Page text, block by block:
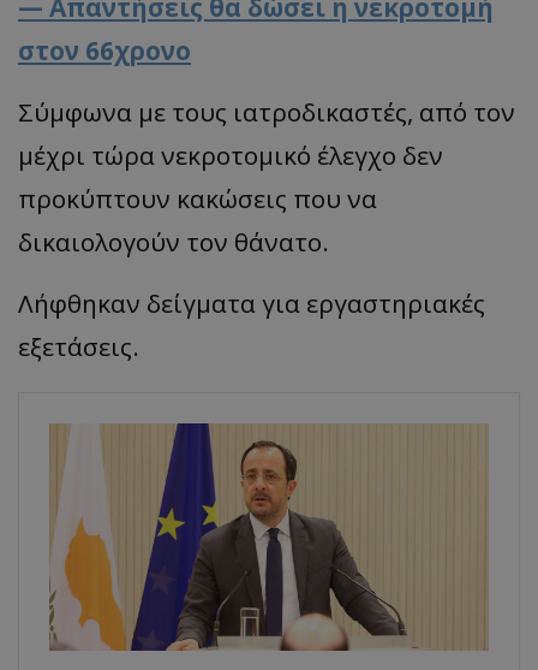
— Απαντήσεις θα δώσει η νεκροτομή
στον 66χρονο
Σύμφωνα με τους ιατροδικαστές, από τον
μέχρι τώρα νεκροτομικό έλεγχο δεν
προκύπτουν κακώσεις που να
δικαιολογούν τον θάνατο.
Λήφθηκαν δείγματα για εργαστηριακές
εξετάσεις.